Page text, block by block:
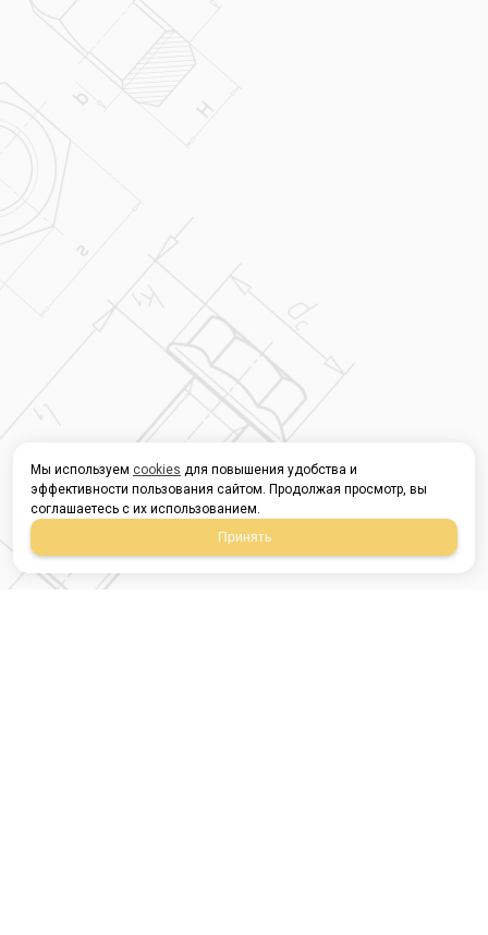
Мы используем cookies для повышения удобства и
эффективности пользования сайтом. Продолжая просмотр, вы
соглашаетесь с их использованием.
Принять